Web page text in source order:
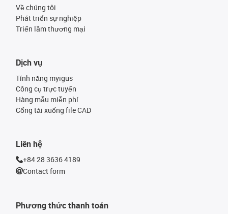
Về chúng tôi
Phát triển sự nghiệp
Triển lãm thương mại
Phương thức thanh toán
Dịch vụ
Tính năng myigus
Công cụ trực tuyến
Hàng mẫu miễn phí
Cổng tải xuống file CAD
Liên hệ
+84 28 3636 4189
Contact form